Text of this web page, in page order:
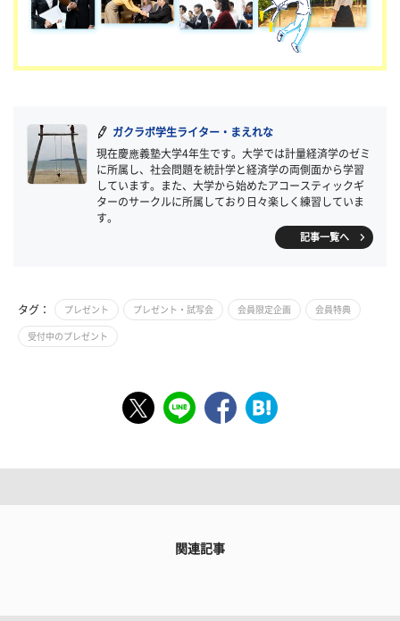
ガクラボ学生ライター・まえれな
現在慶應義塾大学4年生です。大学では計量経済学のゼミ
に所属し、社会問題を統計学と経済学の両側面から学習
しています。また、大学から始めたアコースティックギ
ターのサークルに所属しており日々楽しく練習していま
す。
記事一覧へ
タグ： プレゼント プレゼント・試写会 会員限定企画 会員特典
受付中のプレゼント
関連記事